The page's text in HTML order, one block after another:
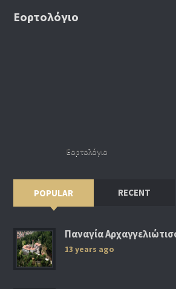
Εορτολόγιο
Εορτολόγιο
POPULAR RECENT
Παναγία
13 years ago